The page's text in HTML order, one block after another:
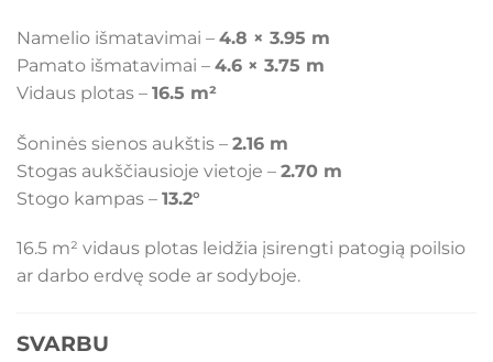
Namelio išmatavimai – 4.8 × 3.95 m
Pamato išmatavimai – 4.6 × 3.75 m
Vidaus plotas – 16.5 m²
Šoninės sienos aukštis – 2.16 m
Stogas aukščiausioje vietoje – 2.70 m
Stogo kampas – 13.2°
16.5 m² vidaus plotas leidžia įsirengti patogią poilsio
ar darbo erdvę sode ar sodyboje.
SVARBU